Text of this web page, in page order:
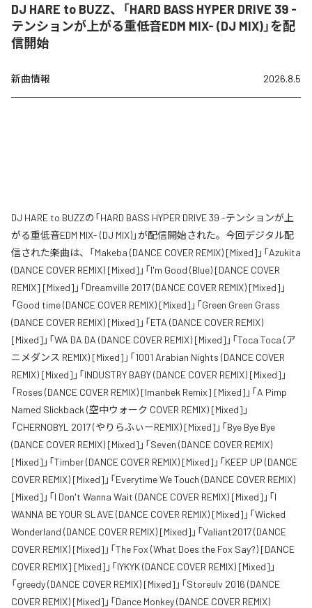
DJ HARE to BUZZ、「HARD BASS HYPER DRIVE 39 -
テンションが上がる重低音EDM MIX- (DJ MIX)」を配
信開始
新曲情報 2026.8.5
DJ HARE to BUZZの「HARD BASS HYPER DRIVE 39 -テンションが上
がる重低音EDM MIX- (DJ MIX)」が配信開始された。今回デジタル配
信された楽曲は、「Makeba (DANCE COVER REMIX) [Mixed]」「Azukita
(DANCE COVER REMIX) [Mixed]」「I'm Good (Blue) [DANCE COVER
REMIX] [Mixed]」「Dreamville 2017 (DANCE COVER REMIX) [Mixed]」
「Good time (DANCE COVER REMIX) [Mixed]」「Green Green Grass
(DANCE COVER REMIX) [Mixed]」「ETA (DANCE COVER REMIX)
[Mixed]」「WA DA DA (DANCE COVER REMIX) [Mixed]」「Toca Toca (ア
ニメダンス REMIX) [Mixed]」「1001 Arabian Nights (DANCE COVER
REMIX) [Mixed]」「INDUSTRY BABY (DANCE COVER REMIX) [Mixed]」
「Roses (DANCE COVER REMIX) [Imanbek Remix] [Mixed]」「A Pimp
Named Slickback (空中ウォーク COVER REMIX) [Mixed]」
「CHERNOBYL 2017 (やりらふぃーREMIX) [Mixed]」「Bye Bye Bye
(DANCE COVER REMIX) [Mixed]」「Seven (DANCE COVER REMIX)
[Mixed]」「Timber (DANCE COVER REMIX) [Mixed]」「KEEP UP (DANCE
COVER REMIX) [Mixed]」「Everytime We Touch (DANCE COVER REMIX)
[Mixed]」「I Don't Wanna Wait (DANCE COVER REMIX) [Mixed]」「I
WANNA BE YOUR SLAVE (DANCE COVER REMIX) [Mixed]」「Wicked
Wonderland (DANCE COVER REMIX) [Mixed]」「Valiant2017 (DANCE
COVER REMIX) [Mixed]」「The Fox (What Does the Fox Say?) [DANCE
COVER REMIX] [Mixed]」「IYKYK (DANCE COVER REMIX) [Mixed]」
「greedy (DANCE COVER REMIX) [Mixed]」「Storeulv 2016 (DANCE
COVER REMIX) [Mixed]」「Dance Monkey (DANCE COVER REMIX)